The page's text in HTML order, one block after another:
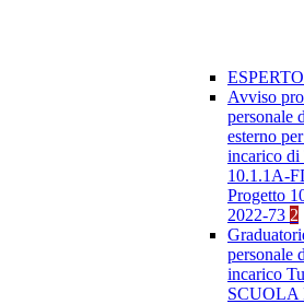
ESPERTO
Avviso
personale
esterno
incarico di
10.1.1A-
Progetto
2022-73 2
personale
incarico
SCUOLA